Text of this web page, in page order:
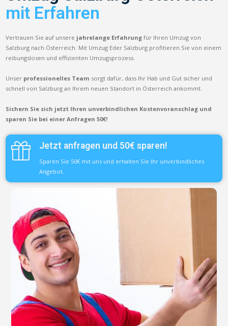
mit Erfahren
Vertrauen Sie auf unsere jahrelange Erfahrung für Ihren Umzug von
Salzburg nach Österreich. Mit Umzug Eder Salzburg profitieren Sie von einem
reibungslosen und effizienten Umzugsprozess.
Unser professionelles Team sorgt dafür, dass Ihr Hab und Gut sicher und
schnell von Salzburg an Ihrem neuen Standort in Österreich ankommt.
Sichern Sie sich jetzt Ihren unverbindlichen Kostenvoranschlag und
sparen Sie bei einer Anfragen 50€!
Jetzt anfragen und 50€ sparen!
Sparen Sie 50€ mit uns und erhalten Sie Ihr unverbindliches
Angebot.